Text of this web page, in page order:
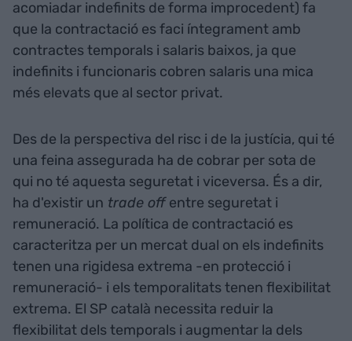
acomiadar indefinits de forma improcedent) fa
que la contractació es faci íntegrament amb
contractes temporals i salaris baixos, ja que
indefinits i funcionaris cobren salaris una mica
més elevats que al sector privat.
Des de la perspectiva del risc i de la justícia, qui té
una feina assegurada ha de cobrar per sota de
qui no té aquesta seguretat i viceversa. És a dir,
ha d'existir un trade offentre seguretat i
remuneració. La política de contractació es
caracteritza per un mercat dual on els indefinits
tenen una rigidesa extrema -en protecció i
remuneració- i els temporalitats tenen flexibilitat
extrema. El SP català necessita reduir la
flexibilitat dels temporals i augmentar la dels